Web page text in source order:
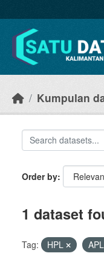
Kumpulan
Order by
1 dataset
Tag: HPL APL